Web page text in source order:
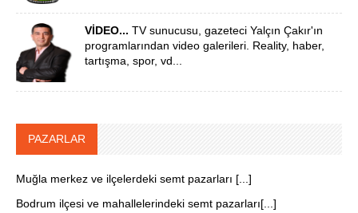
VİDEO... TV sunucusu, gazeteci Yalçın Çakır'ın
programlarından video galerileri. Reality, haber,
tartışma, spor, vd...
PAZARLAR
Muğla merkez ve ilçelerdeki semt pazarları [...]
Bodrum ilçesi ve mahallelerindeki semt pazarları[...]